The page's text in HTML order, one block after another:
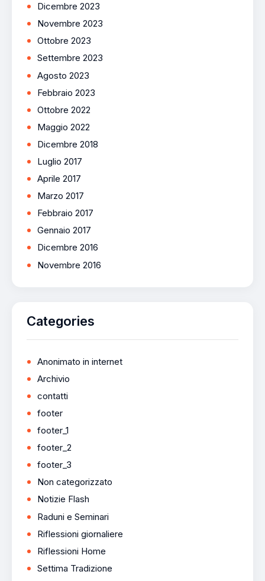
Dicembre 2023
Novembre 2023
Ottobre 2023
Settembre 2023
Agosto 2023
Febbraio 2023
Ottobre 2022
Maggio 2022
Dicembre 2018
Luglio 2017
Aprile 2017
Marzo 2017
Febbraio 2017
Gennaio 2017
Dicembre 2016
Novembre 2016
Categories
Anonimato in internet
Archivio
contatti
footer
footer_1
footer_2
footer_3
Non categorizzato
Notizie Flash
Raduni e Seminari
Riflessioni giornaliere
Riflessioni Home
Settima Tradizione